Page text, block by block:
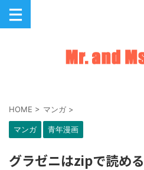
HOME > マンガ >
マンガ 青年漫画
グラゼニはzipで読